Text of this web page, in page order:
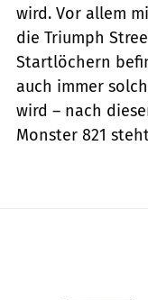
wird. Vor allem
die Triumph
Startlöchern
auch immer
wird – nach
Monster 821